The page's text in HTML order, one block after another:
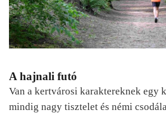
A hajnali futó
Van a kertvárosi karaktereknek egy
mindig nagy tisztelet és némi